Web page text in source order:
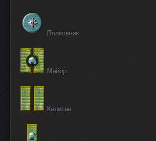
Полковник
Майор
Капитан